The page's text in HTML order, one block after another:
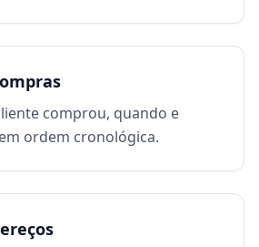
comprou, quando e
ordem cronológica.